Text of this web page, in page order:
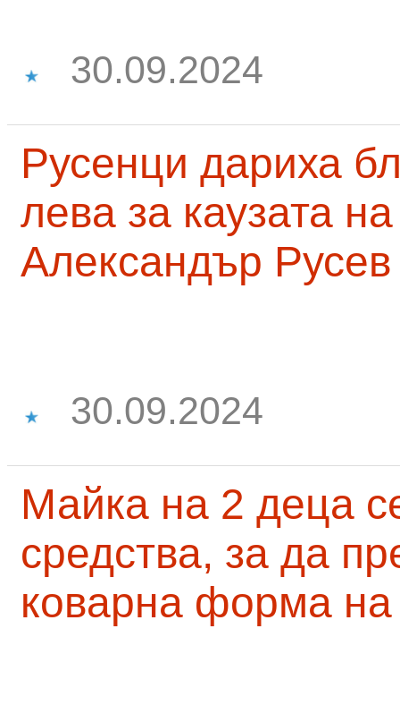
30.09.2024
Русенци дариха
лева за каузата
Александър Русев
30.09.2024
Майка на 2 деца
средства, за да
коварна форма на